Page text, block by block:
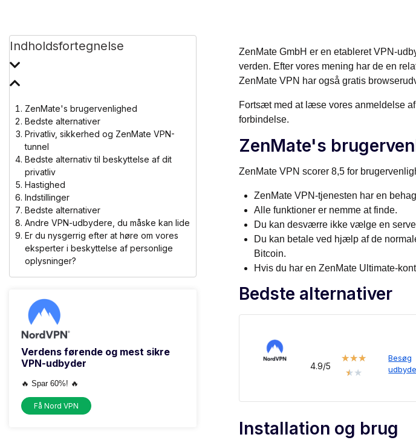
Indholdsfortegnelse
ZenMate's brugervenlighed
Bedste alternativer
Privatliv, sikkerhed og ZenMate VPN-
tunnel
Bedste alternativ til beskyttelse af dit
privatliv
Hastighed
Indstillinger
Bedste alternativer
Andre VPN-udbydere, du måske kan lide
Er du nysgerrig efter at høre om vores
eksperter i beskyttelse af personlige
oplysninger?
Verdens førende og mest sikre
VPN-udbyder
🔥 Spar 60%! 🔥
Få Nord VPN
ZenMate GmbH er en etableret VPN-
verden. Efter vores mening har de en
ZenMate VPN har også gratis
Fortsæt med at læse vores anmeldelse
forbindelse.
ZenMate's
ZenMate VPN scorer 8,5 for
ZenMate VPN-tjenesten har en
Alle funktioner er nemme at finde.
Du kan desværre ikke vælge en
Du kan betale ved hjælp af de
Bitcoin.
Hvis du har en ZenMate Ultimate-
Bedste alternativer
4.9/5
★★★
★★
Besøg
Installation og brug